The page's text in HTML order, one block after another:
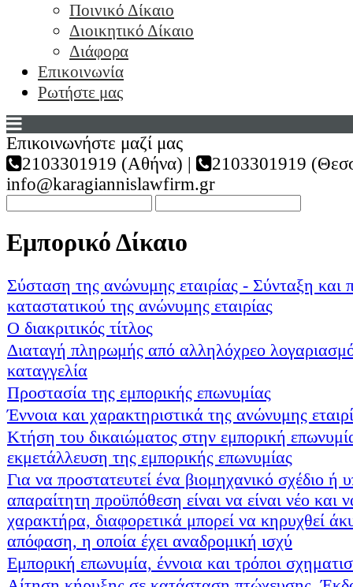
Ποινικό Δίκαιο
Διοικητικό Δίκαιο
Διάφορα
Επικοινωνία
Ρωτήστε μας
Επικοινωνήστε μαζί μας
2103301919 (Αθήνα) |
2103301919
info@karagiannislawfirm.gr
Εμπορικό Δίκαιο
Σύσταση της ανώνυμης εταιρίας - Σύνταξη και
καταστατικού της ανώνυμης εταιρίας
Ο διακριτικός τίτλος
Διαταγή πληρωμής από αλληλόχρεο
καταγγελία
Προστασία της εμπορικής επωνυμίας
Έννοια και χαρακτηριστικά της ανώνυμης
Κτήση του δικαιώματος στην εμπορική
εκμετάλλευση της εμπορικής επωνυμίας
Για να προστατευτεί ένα βιομηχανικό σχέδιο ή
απαραίτητη προϋπόθεση είναι να είναι νέο και
χαρακτήρα, διαφορετικά μπορεί να κηρυχθεί
απόφαση, η οποία έχει αναδρομική ισχύ
Εμπορική επωνυμία, έννοια και τρόποι